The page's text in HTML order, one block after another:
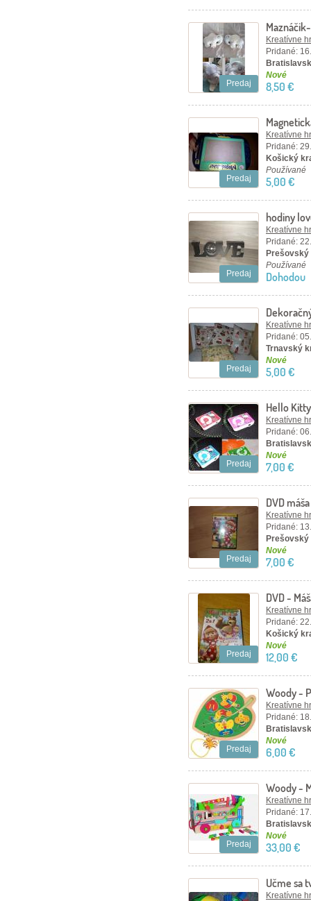
Predaj
Kreatívne
Pridané:
Nové
8,50 €
Predaj
Kreatívne
Pridané:
Košický
Používané
5,00 €
Predaj
hodiny
Kreatívne
Pridané:
Používané
Dohodou
Predaj
Kreatívne
Pridané:
Trnavský
Nové
5,00 €
Predaj
Hello
Kreatívne
Pridané:
Nové
7,00 €
Predaj
DVD máša
Kreatívne
Pridané:
Prešovský
Nové
7,00 €
Predaj
DVD -
Kreatívne
Pridané:
Košický
Nové
12,00 €
Predaj
Woody -
Kreatívne
Pridané:
Nové
6,00 €
Predaj
Woody -
Kreatívne
Pridané:
Nové
33,00 €
Učme sa
Kreatívne